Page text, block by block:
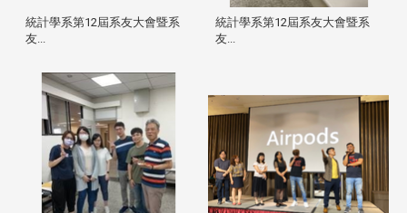
統計學系第12屆系友大會暨系
友...
統計學系第12屆系友大會暨系
友...